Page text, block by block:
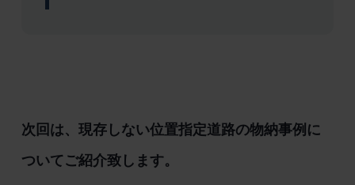
次回は、現存しない位置指定道路の物納事例に
ついてご紹介致します。